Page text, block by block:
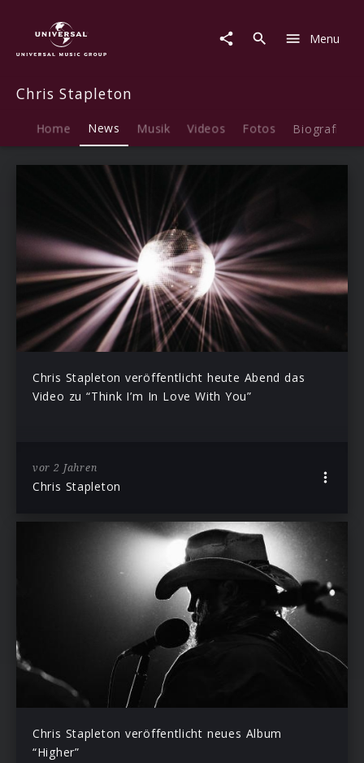
Stapleton
News
Menu
Chris Stapleton
Home News Musik Videos Fotos Biografie
Chris Stapleton veröffentlicht heute Abend das
Video zu “Think I’m In Love With You”
vor 2 Jahren
Chris Stapleton
Chris Stapleton veröffentlicht neues Album
“Higher”